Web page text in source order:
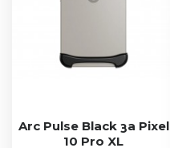
Arc Pulse Black за Pixel
10 Pro XL